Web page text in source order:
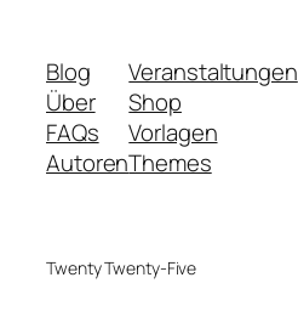
Blog
Über
FAQs
Autoren
Veranstaltungen
Shop
Vorlagen
Themes
Twenty Twenty-Five